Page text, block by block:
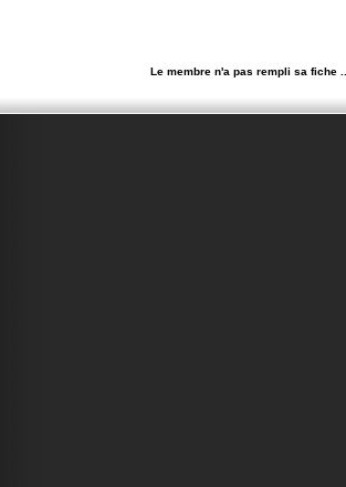
Le membre n'a pas rempli sa fiche ...